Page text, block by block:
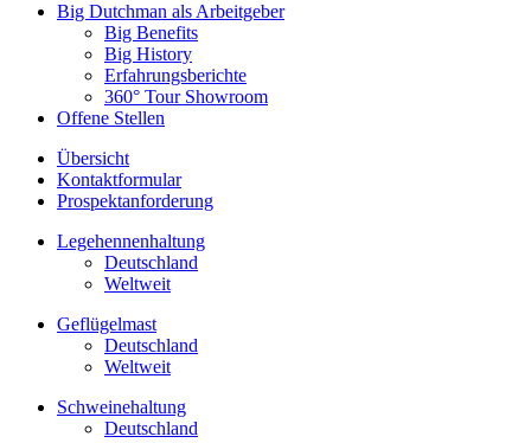
Big Dutchman als Arbeitgeber
Big Benefits
Big History
Erfahrungsberichte
360° Tour Showroom
Offene Stellen
Übersicht
Kontaktformular
Prospektanforderung
Legehennenhaltung
Deutschland
Weltweit
Geflügelmast
Deutschland
Weltweit
Schweinehaltung
Deutschland